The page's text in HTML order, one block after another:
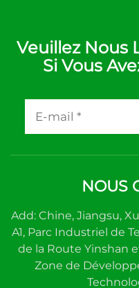
Veuillez Nous
Si Vous
NOUS
Add: Chine, Jiangsu,
A1, Parc Industriel de
de la Route Yinshan
Zone de